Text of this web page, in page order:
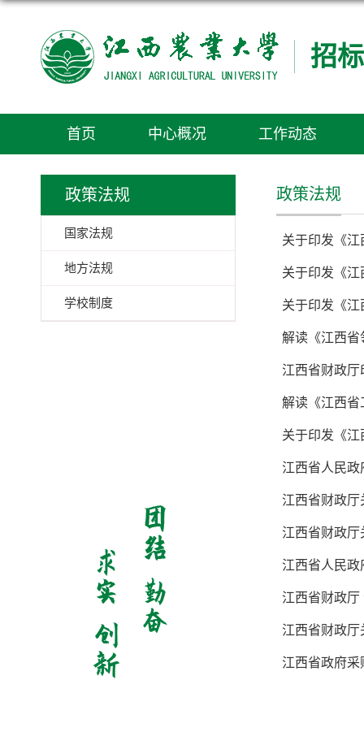
招
首页 中心概况 工作动态
政策法规
国家法规
地方法规
学校制度
政策法规
关于印发《
关于印发《
关于印发《
解读《江西省
江西省财政
解读《江西省
关于印发《
江西省人民
江西省财政
江西省财政
江西省人民
江西省财政
江西省财政
江西省政府